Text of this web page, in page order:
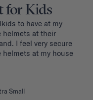
for Kids
to have at my
helmets at their
I feel very secure
helmets at my house
Small